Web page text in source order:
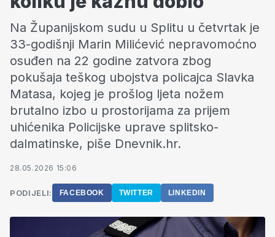
Na Županijskom sudu u Splitu u četvrtak je
33-godišnji Marin Milićević nepravomoćno
osuđen na 22 godine zatvora zbog
pokušaja teškog ubojstva policajca Slavka
Matasa, kojeg je prošlog ljeta nožem
brutalno izbo u prostorijama za prijem
uhićenika Policijske uprave splitsko-
dalmatinske, piše Dnevnik.hr.
28.05.2026 15:06
PODIJELI: FACEBOOK TWITTER LINKEDIN